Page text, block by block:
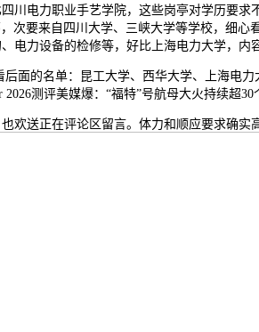
电力职业手艺学院，这些岗亭对学历要求
次要来自四川大学、三峡大学等学校，细
电力设备的检修等，好比上海电力大学，内
的名单：昆工大学、西华大学、上海电力
测评美媒爆：“福特”号航母大火持续超30
送正在评论区留言。体力和顺应要求确实